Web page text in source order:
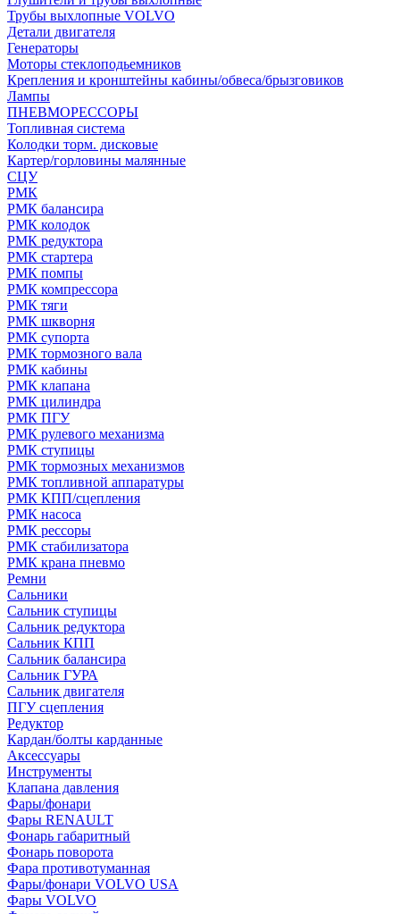
Трубы выхлопные VOLVO
Детали двигателя
Генераторы
Моторы стеклоподьемников
Крепления и кронштейны кабины/обвеса/брызговиков
Лампы
ПНЕВМОРЕССОРЫ
Топливная система
Колодки торм. дисковые
Картер/горловины малянные
СЦУ
РМК
РМК балансира
РМК колодок
РМК редуктора
РМК стартера
РМК помпы
РМК компрессора
РМК тяги
РМК шкворня
РМК супорта
РМК тормозного вала
РМК кабины
РМК клапана
РМК цилиндра
РМК ПГУ
РМК рулевого механизма
РМК ступицы
РМК тормозных механизмов
РМК топливной аппаратуры
РМК КПП/сцепления
РМК насоса
РМК рессоры
РМК стабилизатора
РМК крана пневмо
Ремни
Сальники
Сальник ступицы
Сальник редуктора
Сальник КПП
Сальник балансира
Сальник ГУРА
Сальник двигателя
ПГУ сцепления
Редуктор
Кардан/болты карданные
Аксессуары
Инструменты
Клапана давления
Фары/фонари
Фары RENAULT
Фонарь габаритный
Фонарь поворота
Фара противотуманная
Фары/фонари VOLVO USA
Фары VOLVO